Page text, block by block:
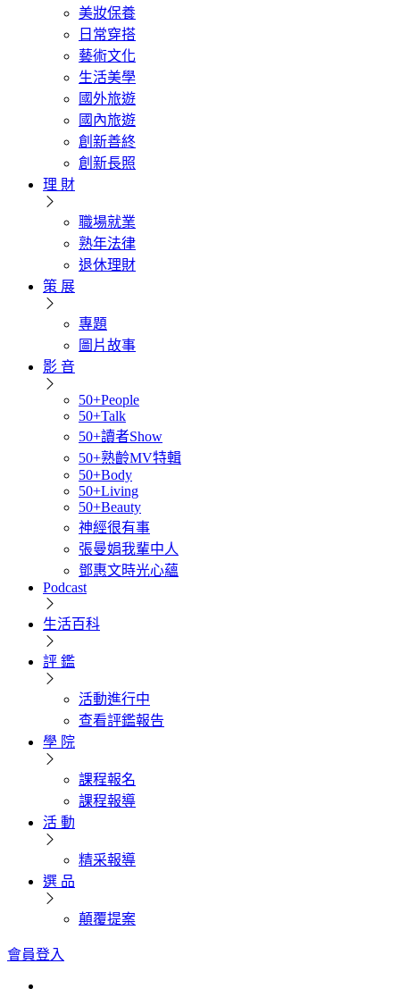
美妝保養
日常穿搭
藝術文化
生活美學
國外旅遊
國內旅遊
創新善終
創新長照
理 財
職場就業
熟年法律
退休理財
策 展
專題
圖片故事
影 音
50+People
50+Talk
50+讀者Show
50+熟齡MV特輯
50+Body
50+Living
50+Beauty
神經很有事
張曼娟我輩中人
鄧惠文時光心蘊
Podcast
生活百科
評 鑑
活動進行中
查看評鑑報告
學 院
課程報名
課程報導
活 動
精采報導
選 品
顛覆提案
會員登入